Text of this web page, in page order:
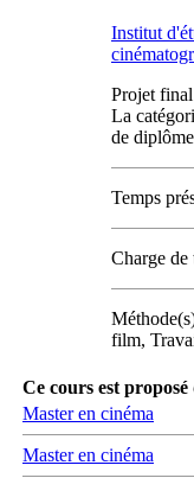
Institut
Projet
La
de
Temps
Charge de
film,
Ce cours est
Master en cinéma
Master en cinéma